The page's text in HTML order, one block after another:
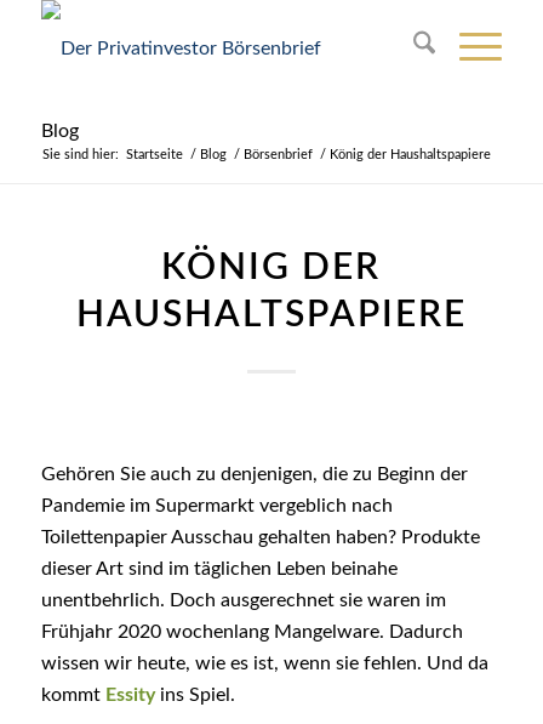
Blog
Sie sind hier: Startseite / Blog / Börsenbrief / König der Haushaltspapiere
KÖNIG DER
HAUSHALTSPAPIERE
Gehören Sie auch zu denjenigen, die zu Beginn der
Pandemie im Supermarkt vergeblich nach
Toilettenpapier Ausschau gehalten haben? Produkte
dieser Art sind im täglichen Leben beinahe
unentbehrlich. Doch ausgerechnet sie waren im
Frühjahr 2020 wochenlang Mangelware. Dadurch
wissen wir heute, wie es ist, wenn sie fehlen. Und da
kommt Essityins Spiel.